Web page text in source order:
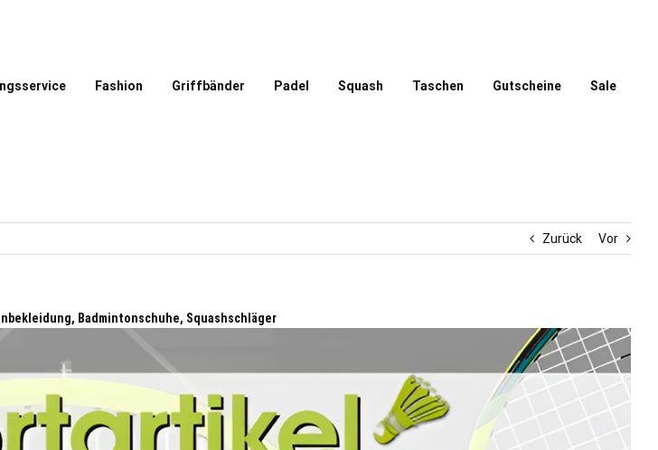
Fashion Griffbänder Padel Squash Taschen Gutscheine Sale
Zurück Vor
Badmintonschuhe, Squashschläger